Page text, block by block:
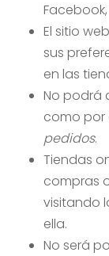
El sitio
sus
en las
No podrá
como por
pedidos.
Tiendas
compras
visitando
ella.
No será